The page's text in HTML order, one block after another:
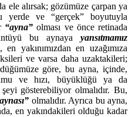
ele alırsak; gözümüze çarpan ya
yerde ve “gerçek” boyutuyla
“ayna” olması ve önce retinada
bu aynaya yansıtmamız
yakınımızdan en uzağımıza
ve varsa daha uzaktakileri;
göre, bu ayna, içinde,
ve hızı, büyüklüğü ya da
gösterebiliyor olmalıdır. Bu,
olmalıdır. Ayrıca bu ayna,
en yakındakileri olduğu kadar